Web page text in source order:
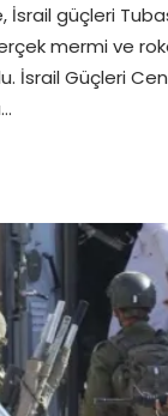
İsrail güçleri
mermi ve
Güçleri